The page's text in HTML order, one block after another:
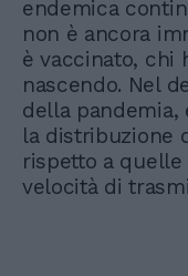
endemica
non è ancora
è vaccinato, chi
nascendo. Nel
della pandemia,
la distribuzione
rispetto a
velocità di